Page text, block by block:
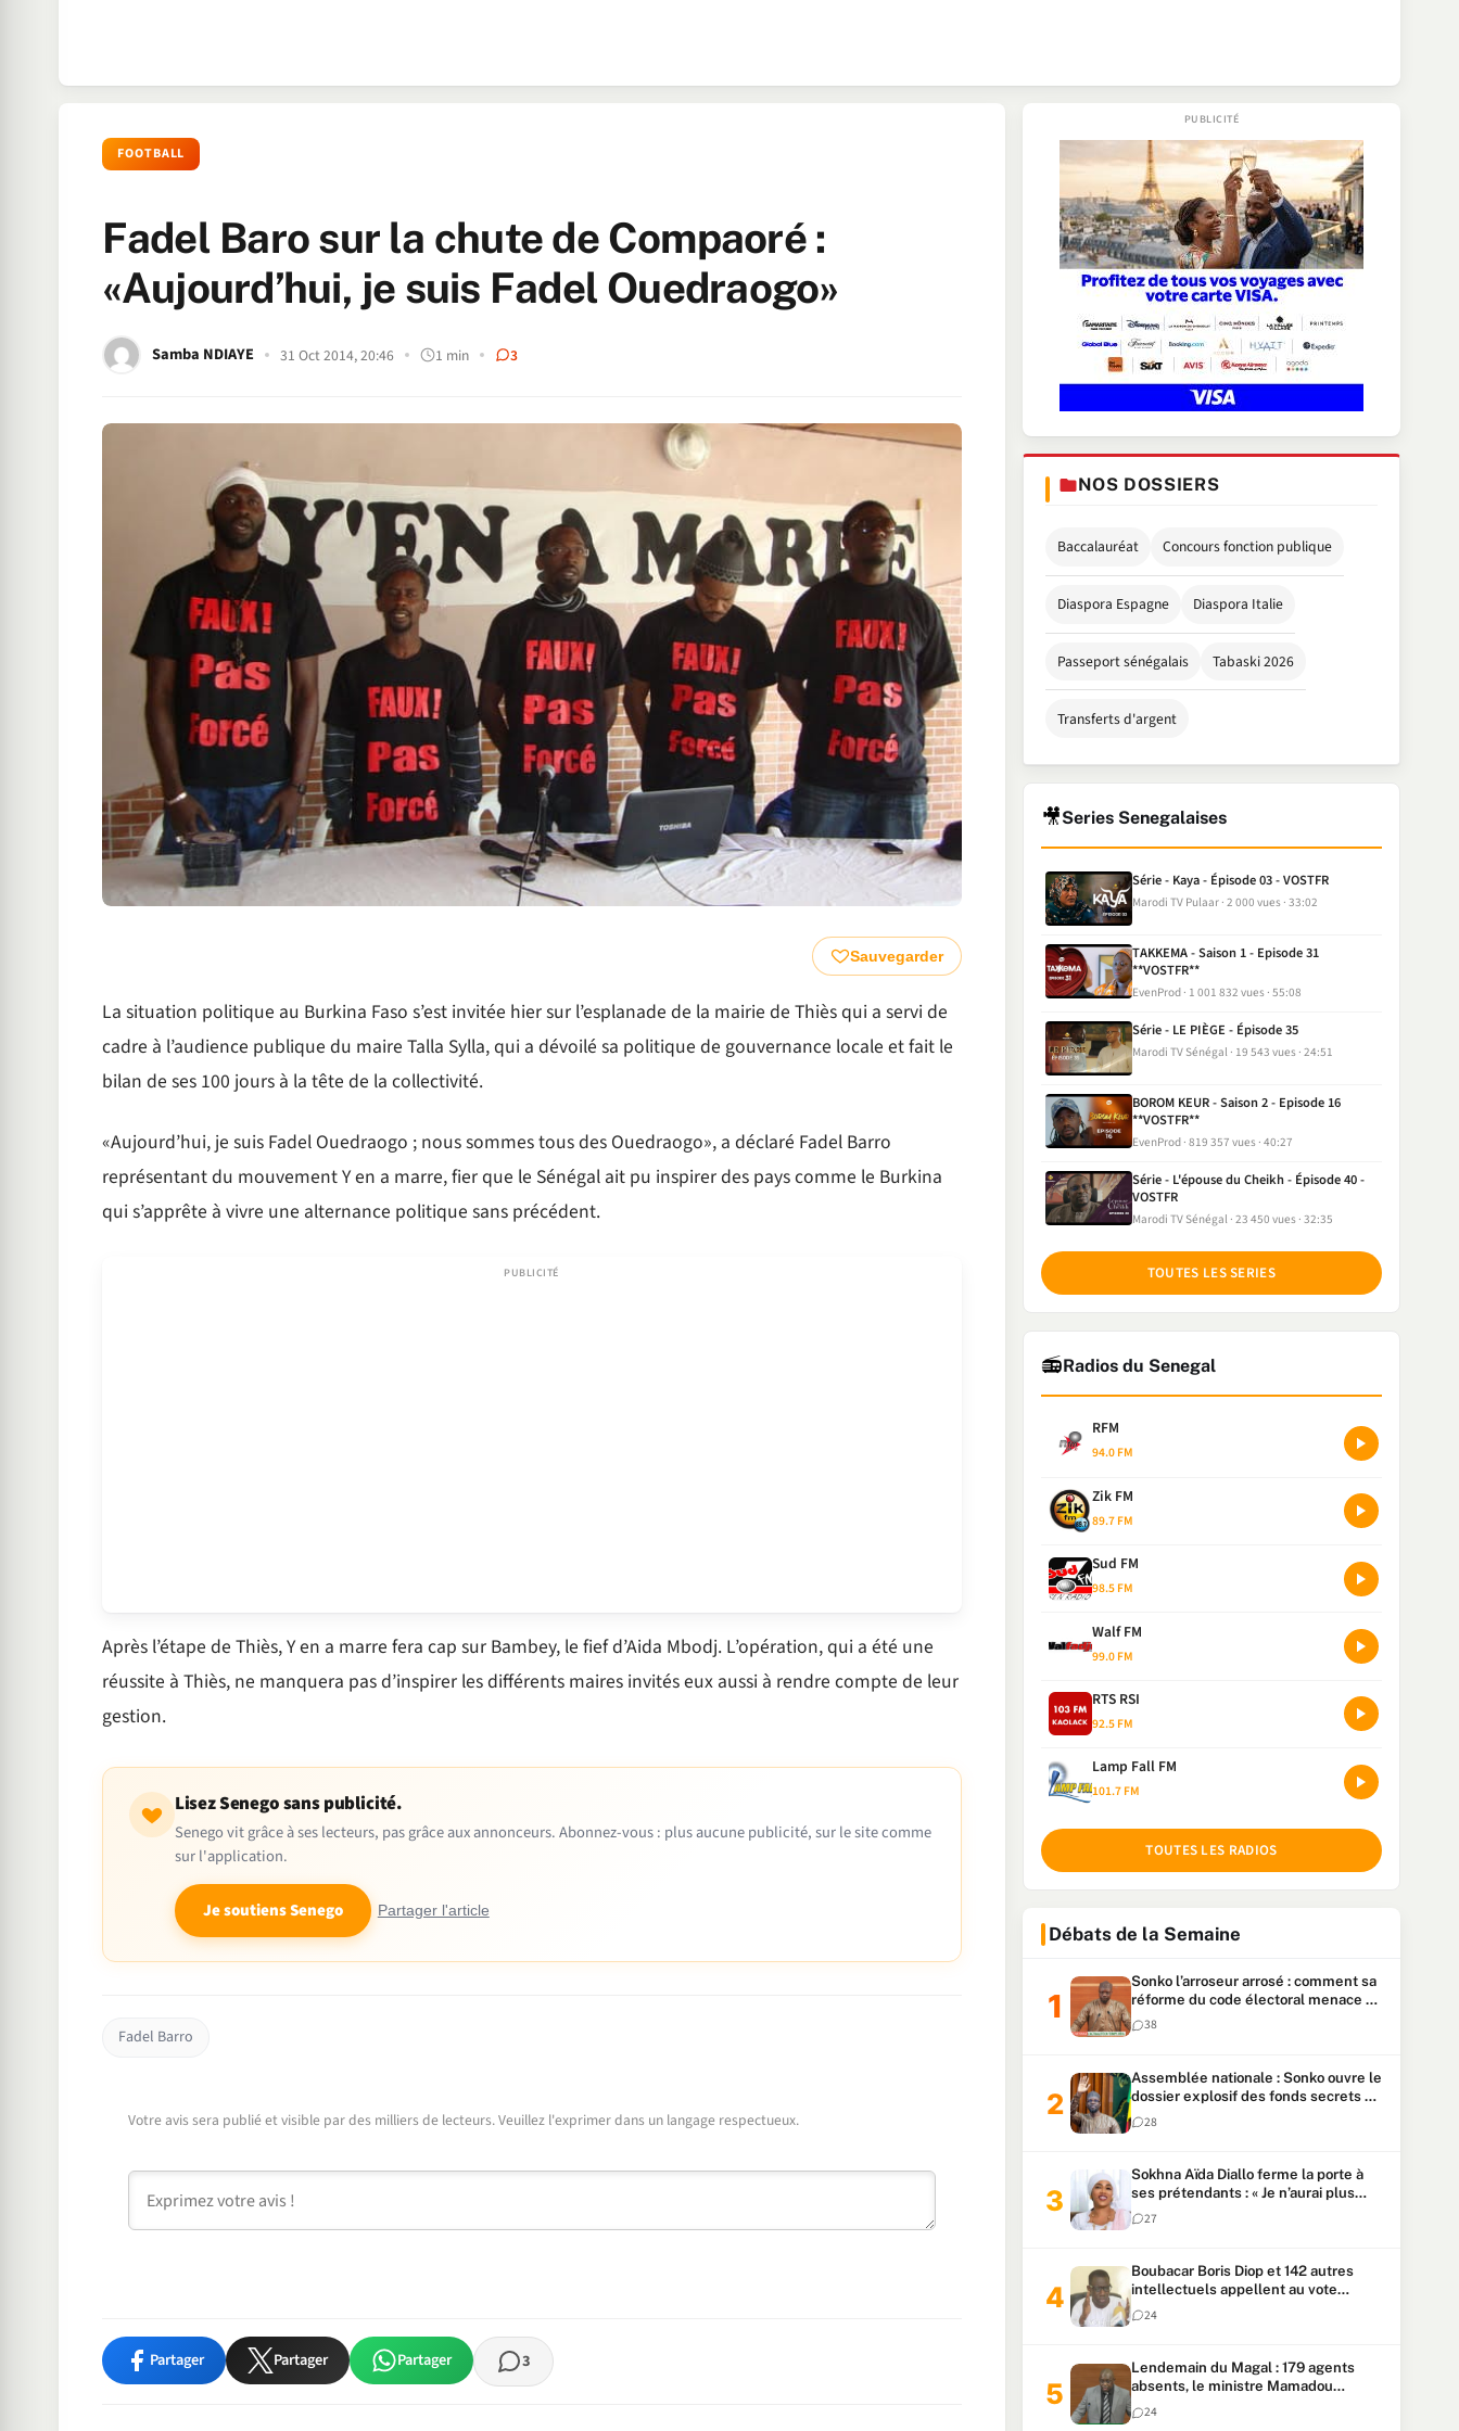
FOOTBALL
Fadel Baro sur la chute de Compaoré :
«Aujourd’hui, je suis Fadel Ouedraogo»
Samba NDIAYE 31 Oct 2014, 20:46 1 min 3
Sauvegarder
La situation politique au Burkina Faso s’est invitée hier sur l’esplanade de la mairie de Thiès qui a servi de
cadre à l’audience publique du maire Talla Sylla, qui a dévoilé sa politique de gouvernance locale et fait le
bilan de ses 100 jours à la tête de la collectivité.
«Aujourd’hui, je suis Fadel Ouedraogo ; nous sommes tous des Ouedraogo», a déclaré Fadel Barro
représentant du mouvement Y en a marre, fier que le Sénégal ait pu inspirer des pays comme le Burkina
qui s’apprête à vivre une alternance politique sans précédent.
Après l’étape de Thiès, Y en a marre fera cap sur Bambey, le fief d’Aida Mbodj. L’opération, qui a été une
réussite à Thiès, ne manquera pas d’inspirer les différents maires invités eux aussi à rendre compte de leur
gestion.
Lisez Senego sans publicité.
Senego vit grâce à ses lecteurs, pas grâce aux annonceurs. Abonnez-vous : plus aucune publicité, sur le site comme
sur l'application.
Je soutiens Senego Partager l'article
Fadel Barro
Votre avis sera publié et visible par des milliers de lecteurs. Veuillez l'exprimer dans un langage respectueux.
Partager Partager Partager 3
NOS DOSSIERS
Baccalauréat Concours fonction publique
Diaspora Espagne Diaspora Italie
Passeport sénégalais Tabaski 2026
Transferts d'argent
🎥Series Senegalaises
Série - Kaya - Épisode 03 - VOSTFR
Marodi TV Pulaar 2 000 vues 33:02
TAKKEMA - Saison 1 - Episode 31
**VOSTFR**
EvenProd 1 001 832 vues 55:08
Série - LE PIÈGE - Épisode 35
Marodi TV Sénégal 19 543 vues 24:51
BOROM KEUR - Saison 2 - Episode 16
**VOSTFR**
EvenProd 819 357 vues 40:27
Série - L'épouse du Cheikh - Épisode 40 -
VOSTFR
Marodi TV Sénégal 23 450 vues 32:35
TOUTES LES SERIES
📻Radios du Senegal
RFM
94.0 FM
Zik FM
89.7 FM
Sud FM
98.5 FM
Walf FM
99.0 FM
RTS RSI
92.5 FM
Lamp Fall FM
101.7 FM
TOUTES LES RADIOS
Débats de la Semaine
Sonko l’arroseur arrosé : comment sa
réforme du code électoral menace sa
candidature
38
Assemblée nationale : Sonko ouvre le
dossier explosif des fonds secrets et
du patrimoine présidentiel
28
Sokhna Aïda Diallo ferme la porte à
ses prétendants : « Je n’aurai plus
jamais un autre mari »
27
Boubacar Boris Diop et 142 autres
intellectuels appellent au vote
urgent de la révision
constitutionnelle
24
Lendemain du Magal : 179 agents
absents, le ministre Mamadou
Lamine Dianté exige des explications
24